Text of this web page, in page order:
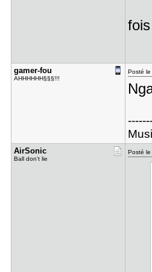
fois
gamer-fou
AHHHHHH§§§!!!
Posté
AirSonic
Ball don't lie
Posté